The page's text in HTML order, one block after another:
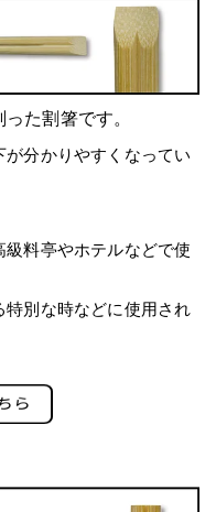
た割箸です。
分かりやすくなってい
料亭やホテルなどで使
別な時などに使用され